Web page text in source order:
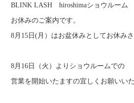
BLINK LASH hiroshimaショウルーム
お休みのご案内です。
8月15日(月）はお盆休みとしてお休み
8月16日（火）よりショウルームでの
営業を開始いたますの宜しくお願いいた